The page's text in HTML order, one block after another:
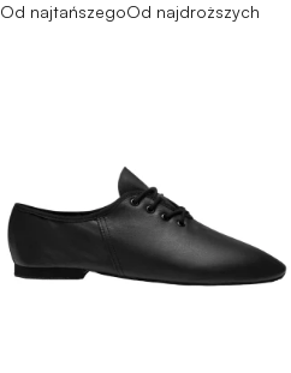
Od najtańszegoOd najdroższych